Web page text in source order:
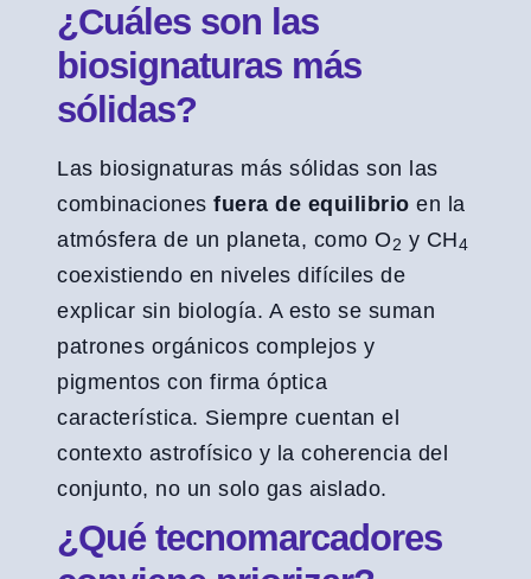
¿Cuáles son las
biosignaturas más
sólidas?
Las biosignaturas más sólidas son las
combinaciones fuera de equilibrio en la
atmósfera de un planeta, como O2 y CH4
coexistiendo en niveles difíciles de
explicar sin biología. A esto se suman
patrones orgánicos complejos y
pigmentos con firma óptica
característica. Siempre cuentan el
contexto astrofísico y la coherencia del
conjunto, no un solo gas aislado.
¿Qué tecnomarcadores